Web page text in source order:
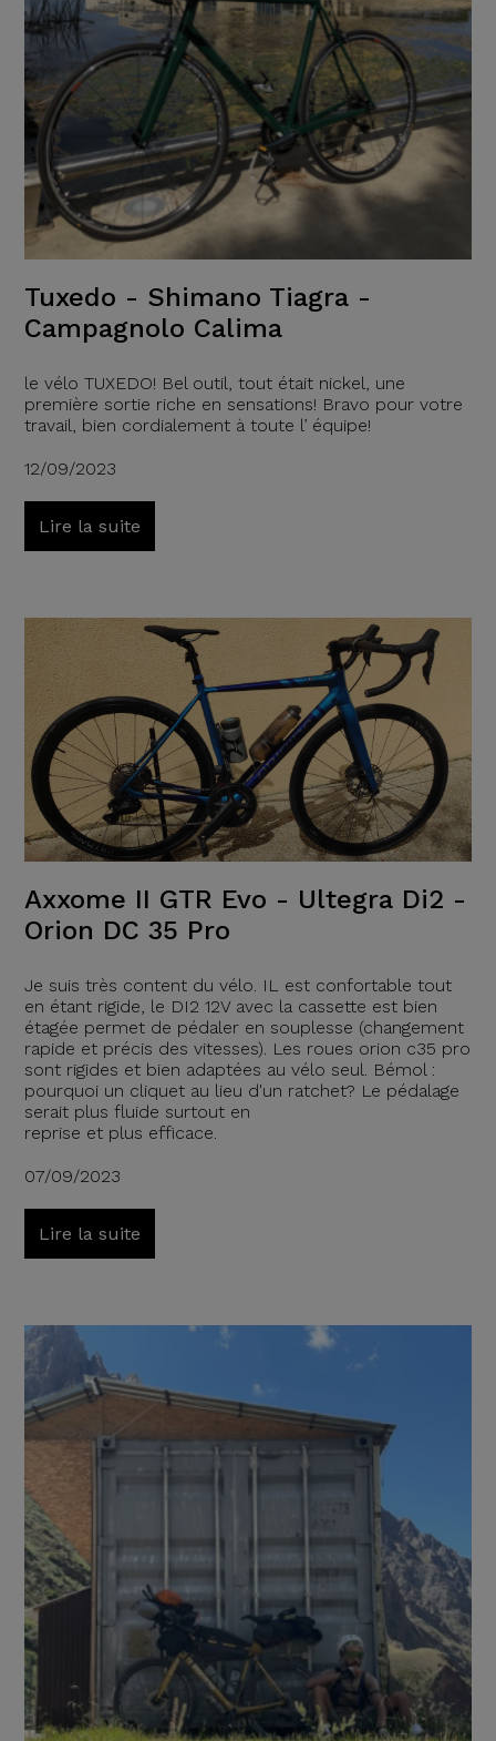
Tuxedo - Shimano Tiagra -
Campagnolo Calima
le vélo TUXEDO! Bel outil, tout était nickel, une
première sortie riche en sensations! Bravo pour votre
travail, bien cordialement à toute l’ équipe!
12/09/2023
Lire la suite
Axxome II GTR Evo - Ultegra Di2 -
Orion DC 35 Pro
Je suis très content du vélo. IL est confortable tout
en étant rigide, le DI2 12V avec la cassette est bien
étagée permet de pédaler en souplesse (changement
rapide et précis des vitesses). Les roues orion c35 pro
sont rigides et bien adaptées au vélo seul. Bémol :
pourquoi un cliquet au lieu d'un ratchet? Le pédalage
serait plus fluide surtout en
reprise et plus efficace.
07/09/2023
Lire la suite